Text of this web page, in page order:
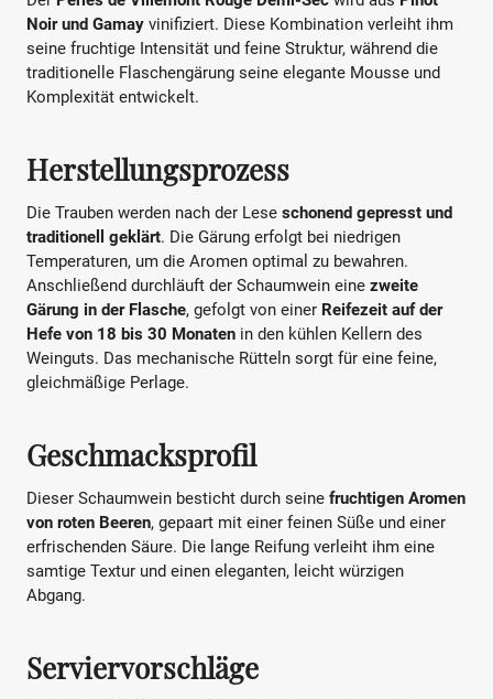
Noir und Gamay vinifiziert. Diese Kombination verleiht ihm
seine fruchtige Intensität und feine Struktur, während die
traditionelle Flaschengärung seine elegante Mousse und
Komplexität entwickelt.
Herstellungsprozess
Die Trauben werden nach der Lese schonend gepresst und
traditionell geklärt. Die Gärung erfolgt bei niedrigen
Temperaturen, um die Aromen optimal zu bewahren.
Anschließend durchläuft der Schaumwein eine zweite
Gärung in der Flasche, gefolgt von einer Reifezeit auf der
Hefe von 18 bis 30 Monaten in den kühlen Kellern des
Weinguts. Das mechanische Rütteln sorgt für eine feine,
gleichmäßige Perlage.
Geschmacksprofil
Dieser Schaumwein besticht durch seine fruchtigen Aromen
von roten Beeren, gepaart mit einer feinen Süße und einer
erfrischenden Säure. Die lange Reifung verleiht ihm eine
samtige Textur und einen eleganten, leicht würzigen
Abgang.
Serviervorschläge